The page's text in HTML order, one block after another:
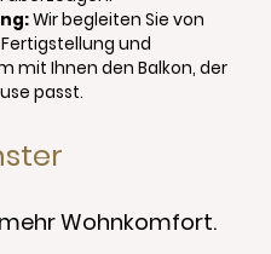
Wir begleiten Sie von
und
mit Ihnen den Balkon, der
passt.
Wohnkomfort.